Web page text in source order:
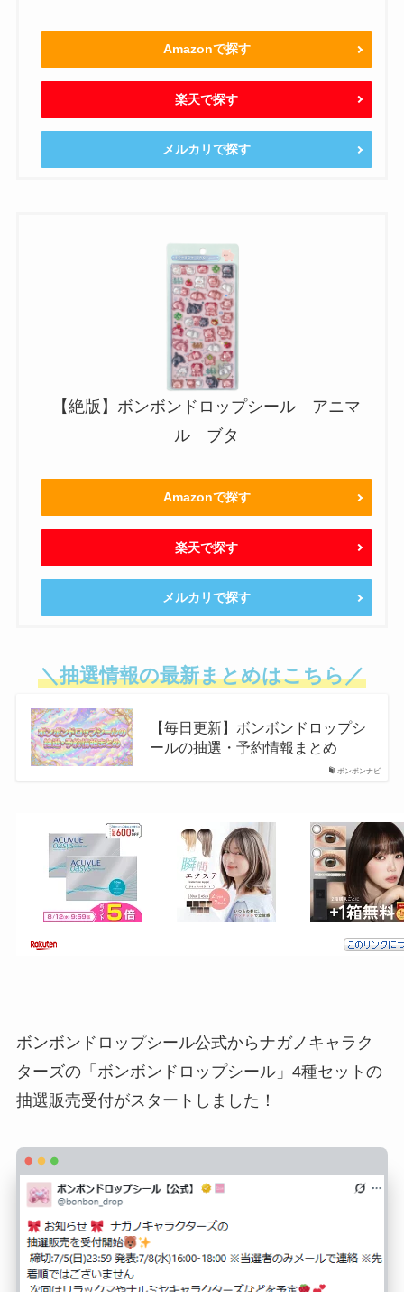
Amazonで探す
楽天で探す
メルカリで探す
【絶版】ボンボンドロップシール アニマ
ル ブタ
Amazonで探す
楽天で探す
メルカリで探す
＼抽選情報の最新まとめはこちら／
ボンボンナビ
【毎日更新】ボンボンドロップシ
ールの抽選・予約情報まとめ
ボンボンドロップシール公式からナガノキャラク
ターズの「ボンボンドロップシール」4種セットの
抽選販売受付がスタートしました！